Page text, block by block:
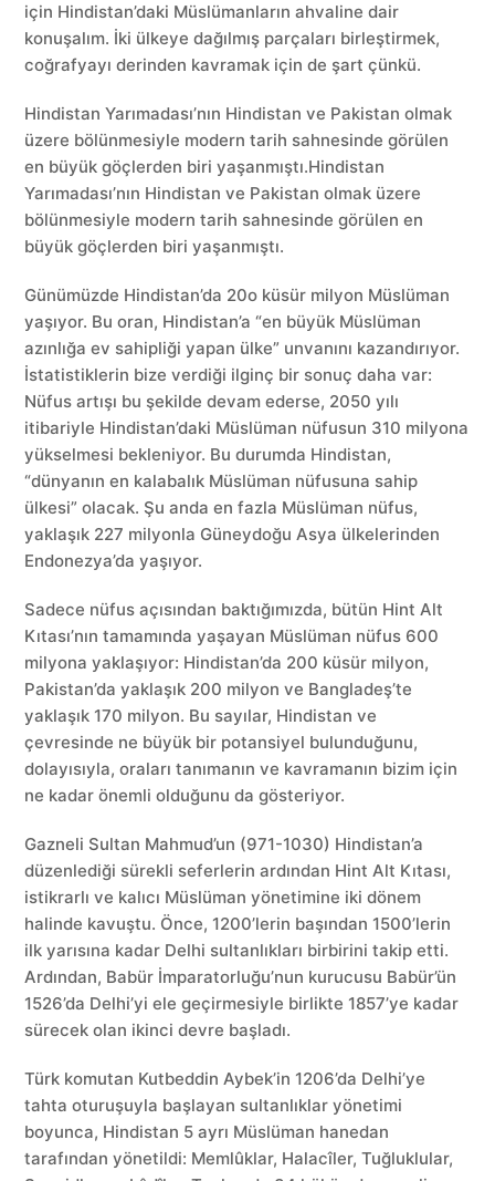
için Hindistan’daki Müslümanların ahvaline dair
konuşalım. İki ülkeye dağılmış parçaları birleştirmek,
coğrafyayı derinden kavramak için de şart çünkü.
Hindistan Yarımadası’nın Hindistan ve Pakistan olmak
üzere bölünmesiyle modern tarih sahnesinde görülen
en büyük göçlerden biri yaşanmıştı.Hindistan
Yarımadası’nın Hindistan ve Pakistan olmak üzere
bölünmesiyle modern tarih sahnesinde görülen en
büyük göçlerden biri yaşanmıştı.
Günümüzde Hindistan’da 20o küsür milyon Müslüman
yaşıyor. Bu oran, Hindistan’a “en büyük Müslüman
azınlığa ev sahipliği yapan ülke” unvanını kazandırıyor.
İstatistiklerin bize verdiği ilginç bir sonuç daha var:
Nüfus artışı bu şekilde devam ederse, 2050 yılı
itibariyle Hindistan’daki Müslüman nüfusun 310 milyona
yükselmesi bekleniyor. Bu durumda Hindistan,
“dünyanın en kalabalık Müslüman nüfusuna sahip
ülkesi” olacak. Şu anda en fazla Müslüman nüfus,
yaklaşık 227 milyonla Güneydoğu Asya ülkelerinden
Endonezya’da yaşıyor.
Sadece nüfus açısından baktığımızda, bütün Hint Alt
Kıtası’nın tamamında yaşayan Müslüman nüfus 600
milyona yaklaşıyor: Hindistan’da 200 küsür milyon,
Pakistan’da yaklaşık 200 milyon ve Bangladeş’te
yaklaşık 170 milyon. Bu sayılar, Hindistan ve
çevresinde ne büyük bir potansiyel bulunduğunu,
dolayısıyla, oraları tanımanın ve kavramanın bizim için
ne kadar önemli olduğunu da gösteriyor.
Gazneli Sultan Mahmud’un (971-1030) Hindistan’a
düzenlediği sürekli seferlerin ardından Hint Alt Kıtası,
istikrarlı ve kalıcı Müslüman yönetimine iki dönem
halinde kavuştu. Önce, 1200’lerin başından 1500’lerin
ilk yarısına kadar Delhi sultanlıkları birbirini takip etti.
Ardından, Babür İmparatorluğu’nun kurucusu Babür’ün
1526’da Delhi’yi ele geçirmesiyle birlikte 1857’ye kadar
sürecek olan ikinci devre başladı.
Türk komutan Kutbeddin Aybek’in 1206’da Delhi’ye
tahta oturuşuyla başlayan sultanlıklar yönetimi
boyunca, Hindistan 5 ayrı Müslüman hanedan
tarafından yönetildi: Memlûklar, Halacîler, Tuğluklular,